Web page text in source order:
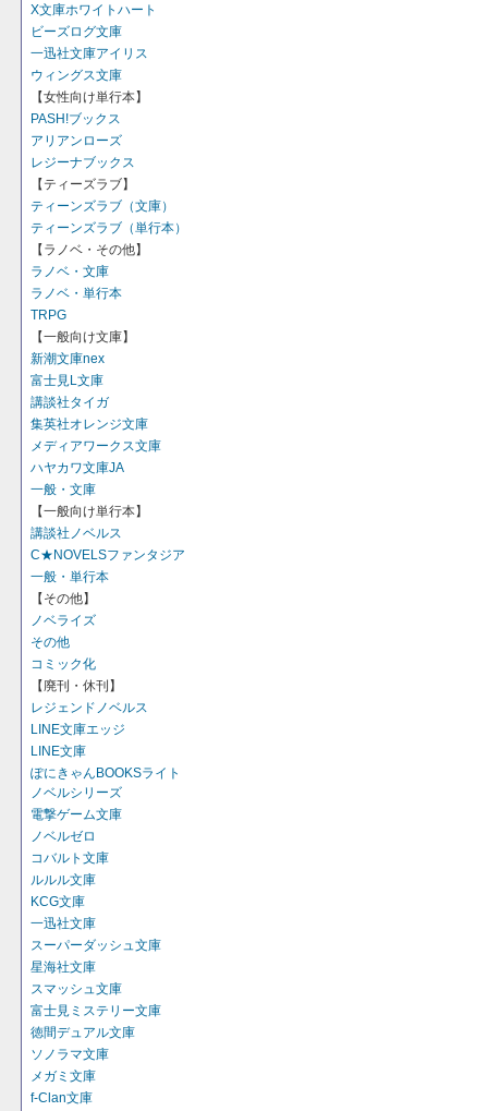
X文庫ホワイトハート
ビーズログ文庫
一迅社文庫アイリス
ウィングス文庫
【女性向け単行本】
PASH!ブックス
アリアンローズ
レジーナブックス
【ティーズラブ】
ティーンズラブ（文庫）
ティーンズラブ（単行本）
【ラノベ・その他】
ラノベ・文庫
ラノベ・単行本
TRPG
【一般向け文庫】
新潮文庫nex
富士見L文庫
講談社タイガ
集英社オレンジ文庫
メディアワークス文庫
ハヤカワ文庫JA
一般・文庫
【一般向け単行本】
講談社ノベルス
C★NOVELSファンタジア
一般・単行本
【その他】
ノベライズ
その他
コミック化
【廃刊・休刊】
レジェンドノベルス
LINE文庫エッジ
LINE文庫
ぽにきゃんBOOKSライト
ノベルシリーズ
電撃ゲーム文庫
ノベルゼロ
コバルト文庫
ルルル文庫
KCG文庫
一迅社文庫
スーパーダッシュ文庫
星海社文庫
スマッシュ文庫
富士見ミステリー文庫
徳間デュアル文庫
ソノラマ文庫
メガミ文庫
f-Clan文庫